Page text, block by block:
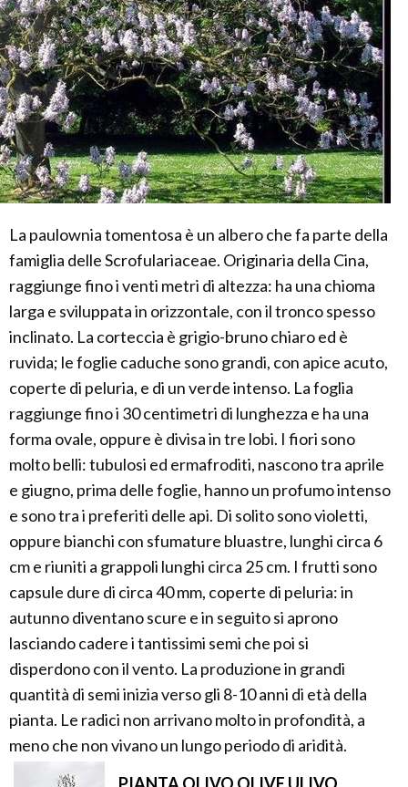
La paulownia tomentosa è un albero che fa parte della
famiglia delle Scrofulariaceae. Originaria della Cina,
raggiunge fino i venti metri di altezza: ha una chioma
larga e sviluppata in orizzontale, con il tronco spesso
inclinato. La corteccia è grigio-bruno chiaro ed è
ruvida; le foglie caduche sono grandi, con apice acuto,
coperte di peluria, e di un verde intenso. La foglia
raggiunge fino i 30 centimetri di lunghezza e ha una
forma ovale, oppure è divisa in tre lobi. I fiori sono
molto belli: tubulosi ed ermafroditi, nascono tra aprile
e giugno, prima delle foglie, hanno un profumo intenso
e sono tra i preferiti delle api. Di solito sono violetti,
oppure bianchi con sfumature bluastre, lunghi circa 6
cm e riuniti a grappoli lunghi circa 25 cm. I frutti sono
capsule dure di circa 40 mm, coperte di peluria: in
autunno diventano scure e in seguito si aprono
lasciando cadere i tantissimi semi che poi si
disperdono con il vento. La produzione in grandi
quantità di semi inizia verso gli 8-10 anni di età della
pianta. Le radici non arrivano molto in profondità, a
meno che non vivano un lungo periodo di aridità.